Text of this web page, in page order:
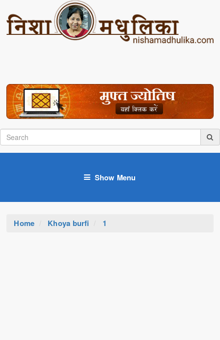
Show Menu
Home Khoya burfi 1